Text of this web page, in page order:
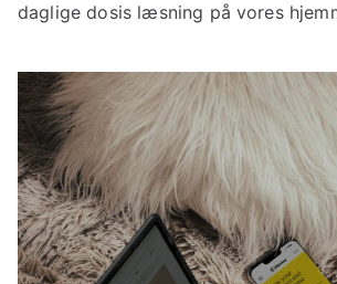
daglige dosis læsning på vores